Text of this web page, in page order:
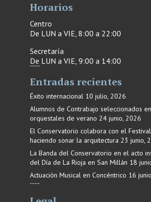
Horarios
Centro
De LUN a VIE, 8:00 a 22:00
Secretaría
De LUN a VIE, 9:00 a 14:00
Entradas recientes
Éxito internacional 10 julio, 2026
Alumnos de Contrabajo seleccionados
orquestales de verano 24 junio, 2026
El Conservatorio colabora con el
haciendo sonar la arquitectura 23 junio,
La Banda del Conservatorio en el acto
del Día de La Rioja en San Millán 18
Actuación Musical en Concéntrico 16